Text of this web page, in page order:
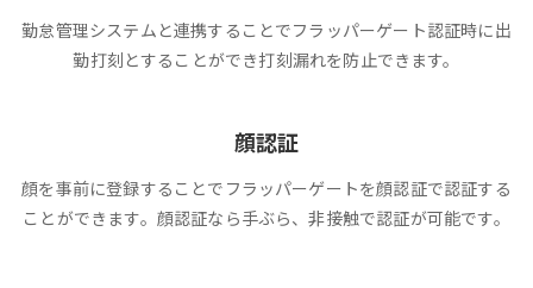
勤怠管理システムと連携することでフラッパーゲート認証時に出
勤打刻とすることができ打刻漏れを防止できます。
顔認証
顔を事前に登録することでフラッパーゲートを顔認証で認証する
ことができます。顔認証なら手ぶら、非接触で認証が可能です。